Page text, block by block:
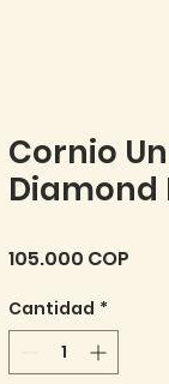
Cornio
Diamond
105.000 COP
Cantidad *